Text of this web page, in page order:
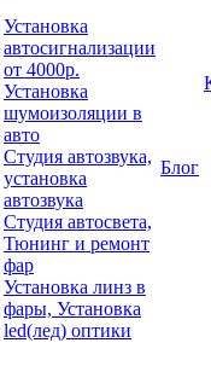
Установка
автосигнализации
от 4000р.
Установка
шумоизоляции в
авто
Студия автозвука,
установка
автозвука
Студия автосвета,
Тюнинг и ремонт
фар
Установка линз в
фары, Установка
led(лед) оптики
Блог